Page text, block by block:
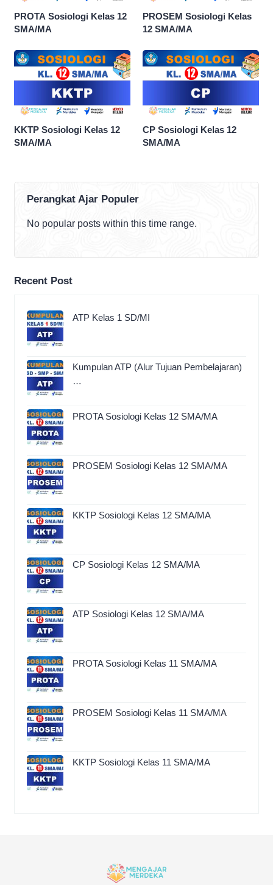
PROTA Sosiologi Kelas 12
SMA/MA
PROSEM Sosiologi Kelas
12 SMA/MA
KKTP Sosiologi Kelas 12
SMA/MA
CP Sosiologi Kelas 12
SMA/MA
Perangkat Ajar Populer
No popular posts within this time range.
Recent Post
ATP Kelas 1 SD/MI
Kumpulan ATP (Alur Tujuan Pembelajaran)
…
PROTA Sosiologi Kelas 12 SMA/MA
PROSEM Sosiologi Kelas 12 SMA/MA
KKTP Sosiologi Kelas 12 SMA/MA
CP Sosiologi Kelas 12 SMA/MA
ATP Sosiologi Kelas 12 SMA/MA
PROTA Sosiologi Kelas 11 SMA/MA
PROSEM Sosiologi Kelas 11 SMA/MA
KKTP Sosiologi Kelas 11 SMA/MA